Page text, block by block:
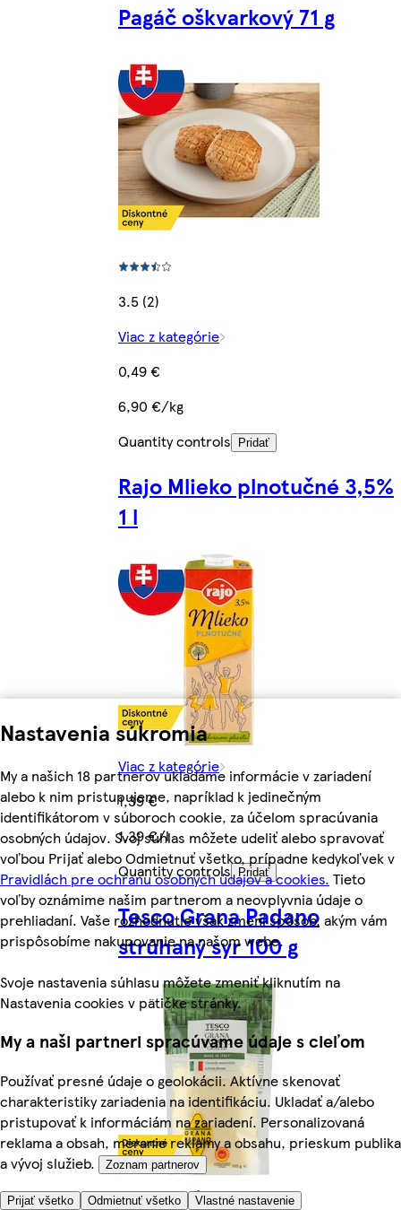
Nastavenia súkromia
My a našich 18 partnerov ukladáme informácie v zariadení
alebo k nim pristupujeme, napríklad k jedinečným
identifikátorom v súboroch cookie, za účelom spracúvania
osobných údajov. Svoj súhlas môžete udeliť alebo spravovať
voľbou Prijať alebo Odmietnuť všetko, prípadne kedykoľvek v
Pravidlách pre ochranu osobných údajov a cookies. Tieto
voľby oznámime našim partnerom a neovplyvnia údaje o
prehliadaní. Vaše rozhodnutie však zmení spôsob, akým vám
prispôsobíme nakupovanie na našom webe.
Svoje nastavenia súhlasu môžete zmeniť kliknutím na
Nastavenia cookies v pätičke stránky.
My a naši partneri spracúvame údaje s cieľom
Používať presné údaje o geolokácii. Aktívne skenovať
charakteristiky zariadenia na identifikáciu. Ukladať a/alebo
pristupovať k informáciám na zariadení. Personalizovaná
reklama a obsah, meranie reklamy a obsahu, prieskum publika
a vývoj služieb.
Zoznam partnerov
Prijať všetko Odmietnuť všetko Vlastné nastavenie
Pagáč oškvarkový 71 g
3.5 (2)
Viac z kategórie
0,49 €
6,90 €/kg
Quantity controls
Pridať
Rajo Mlieko plnotučné 3,5%
1 l
Viac z kategórie
1,39 €
1,39 €/l
Quantity controls
Pridať
Tesco Grana Padano
strúhaný syr 100 g
Viac z kategórie